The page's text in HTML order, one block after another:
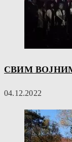
СВИМ
04.12.2022